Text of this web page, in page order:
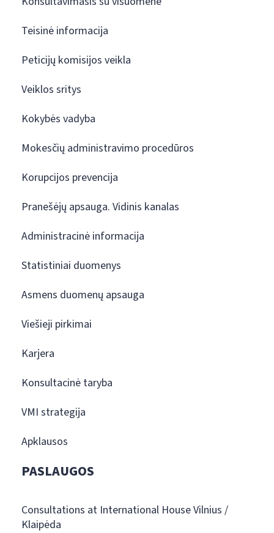
Teisinė informacija
Peticijų komisijos veikla
Veiklos sritys
Kokybės vadyba
Mokesčių administravimo procedūros
Korupcijos prevencija
Pranešėjų apsauga. Vidinis kanalas
Administracinė informacija
Statistiniai duomenys
Asmens duomenų apsauga
Viešieji pirkimai
Karjera
Konsultacinė taryba
VMI strategija
Apklausos
PASLAUGOS
Consultations at International House Vilnius /
Klaipėda